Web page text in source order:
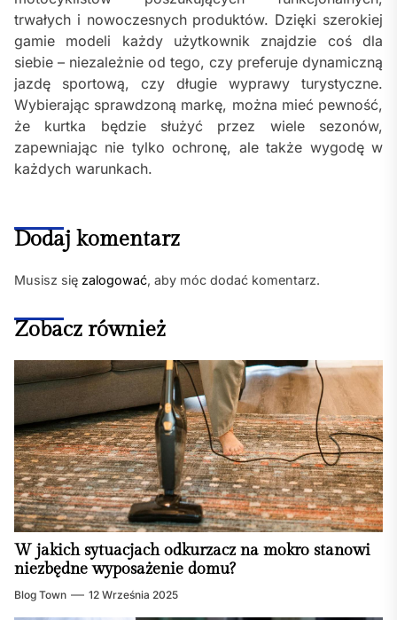
trwałych i nowoczesnych produktów. Dzięki szerokiej
gamie modeli każdy użytkownik znajdzie coś dla
siebie – niezależnie od tego, czy preferuje dynamiczną
jazdę sportową, czy długie wyprawy turystyczne.
Wybierając sprawdzoną markę, można mieć pewność,
że kurtka będzie służyć przez wiele sezonów,
zapewniając nie tylko ochronę, ale także wygodę w
każdych warunkach.
Dodaj komentarz
Musisz się zalogować, aby móc dodać komentarz.
Zobacz również
W jakich sytuacjach odkurzacz na mokro stanowi
niezbędne wyposażenie domu?
Blog Town 12 Września 2025